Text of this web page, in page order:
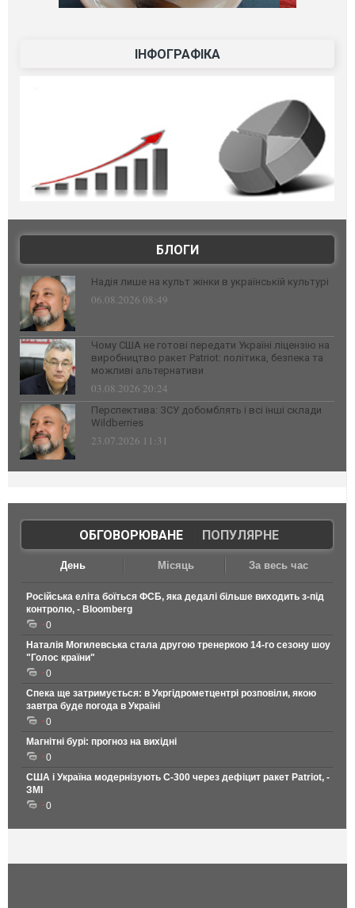
ІНФОГРАФІКА
БЛОГИ
Надія лише на культ жінки в українській культурі
06.08.2026 08:49
Чому США не готові передати Україні ліцензію на
виробництво ракет Patriot: політика, безпека та
можливі альтернативи
03.08.2026 20:24
Перспектива: ЗСУ добомблять і всі інші склади
Wildberries
23.07.2026 11:31
ОБГОВОРЮВАНЕ| ПОПУЛЯРНЕ
День Місяць За весь час
Російська еліта боїться ФСБ, яка дедалі більше виходить з-під
контролю, - Bloomberg
0
Наталія Могилевська стала другою тренеркою 14-го сезону шоу
"Голос країни"
0
Спека ще затримується: в Укргідрометцентрі розповіли, якою
завтра буде погода в Україні
0
Магнітні бурі: прогноз на вихідні
0
США і Україна модернізують С-300 через дефіцит ракет Patriot, -
ЗМІ
0